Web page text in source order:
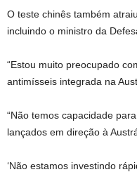
O teste chinês também
incluindo o ministro da
“Estou muito preocupado
antimísseis integrada na
“Não temos capacidade
lançados em direção à
‘Não estamos investindo